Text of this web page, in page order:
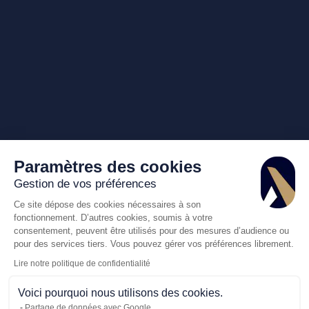
Paramètres des cookies
Gestion de vos préférences
Ce site dépose des cookies nécessaires à son
fonctionnement. D’autres cookies, soumis à votre
consentement, peuvent être utilisés pour des mesures d’audience ou
pour des services tiers. Vous pouvez gérer vos préférences librement.
Lire notre politique de confidentialité
Voici pourquoi nous utilisons des cookies.